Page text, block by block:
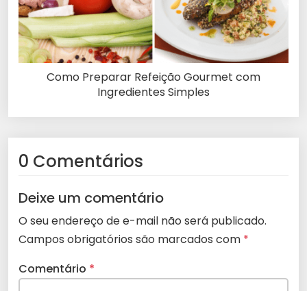
Como Preparar Refeição Gourmet com
Ingredientes Simples
0 Comentários
Deixe um comentário
O seu endereço de e-mail não será publicado.
Campos obrigatórios são marcados com *
Comentário *